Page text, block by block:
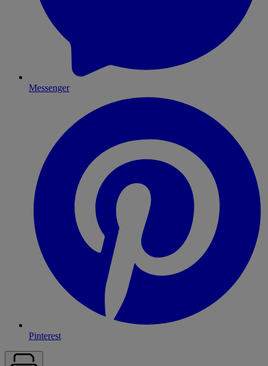
Messenger
Pinterest